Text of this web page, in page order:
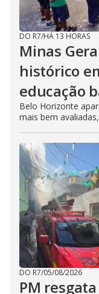
DO R7/HÁ 13 HORAS
Minas
histórico
educação
Belo Horizonte
mais bem
DO R7/05/08/2026
PM